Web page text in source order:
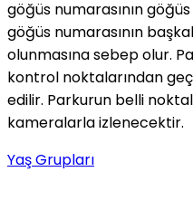
göğüs numarasının
göğüs numarasının
olunmasına sebep olur.
kontrol noktalarından
edilir. Parkurun belli
kameralarla izlenecektir.
Yaş Grupları